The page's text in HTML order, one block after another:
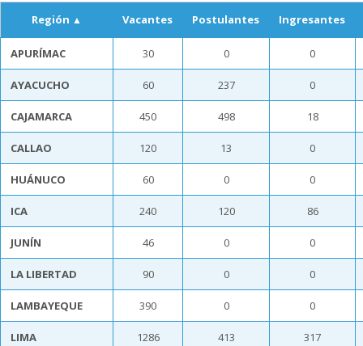
Región Vacantes Postulantes Ingresantes
APURÍMAC 30 0 0
AYACUCHO 60 237 0
CAJAMARCA 450 498 18
CALLAO 120 13 0
HUÁNUCO 60 0 0
ICA 240 120 86
JUNÍN 46 0 0
LA LIBERTAD 90 0 0
LAMBAYEQUE 390 0 0
LIMA
1286 413 317